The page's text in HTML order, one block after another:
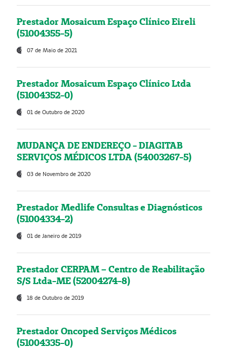
Prestador Mosaicum Espaço Clínico Eireli
(51004355-5)
07 de Maio de 2021
Prestador Mosaicum Espaço Clínico Ltda
(51004352-0)
01 de Outubro de 2020
MUDANÇA DE ENDEREÇO - DIAGITAB
SERVIÇOS MÉDICOS LTDA (54003267-5)
03 de Novembro de 2020
Prestador Medlife Consultas e Diagnósticos
(51004334-2)
01 de Janeiro de 2019
Prestador CERPAM – Centro de Reabilitação
S/S Ltda-ME (52004274-8)
18 de Outubro de 2019
Prestador Oncoped Serviços Médicos
(51004335-0)